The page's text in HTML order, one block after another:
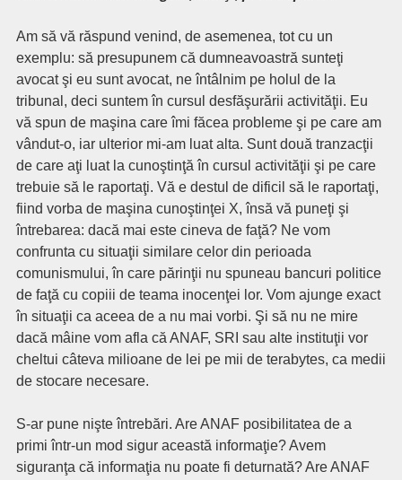
Am să vă răspund venind, de asemenea, tot cu un
exemplu: să presupunem că dumneavoastră sunteţi
avocat şi eu sunt avocat, ne întâlnim pe holul de la
tribunal, deci suntem în cursul desfăşurării activităţii. Eu
vă spun de maşina care îmi făcea probleme şi pe care am
vândut-o, iar ulterior mi-am luat alta. Sunt două tranzacţii
de care aţi luat la cunoştinţă în cursul activităţii şi pe care
trebuie să le raportaţi. Vă e destul de dificil să le raportaţi,
fiind vorba de maşina cunoştinţei X, însă vă puneţi şi
întrebarea: dacă mai este cineva de faţă? Ne vom
confrunta cu situaţii similare celor din perioada
comunismului, în care părinţii nu spuneau bancuri politice
de faţă cu copiii de teama inocenţei lor. Vom ajunge exact
în situaţii ca aceea de a nu mai vorbi. Şi să nu ne mire
dacă mâine vom afla că ANAF, SRI sau alte instituţii vor
cheltui câteva milioane de lei pe mii de terabytes, ca medii
de stocare necesare.
S-ar pune nişte întrebări. Are ANAF posibilitatea de a
primi într-un mod sigur această informaţie? Avem
siguranţa că informaţia nu poate fi deturnată? Are ANAF